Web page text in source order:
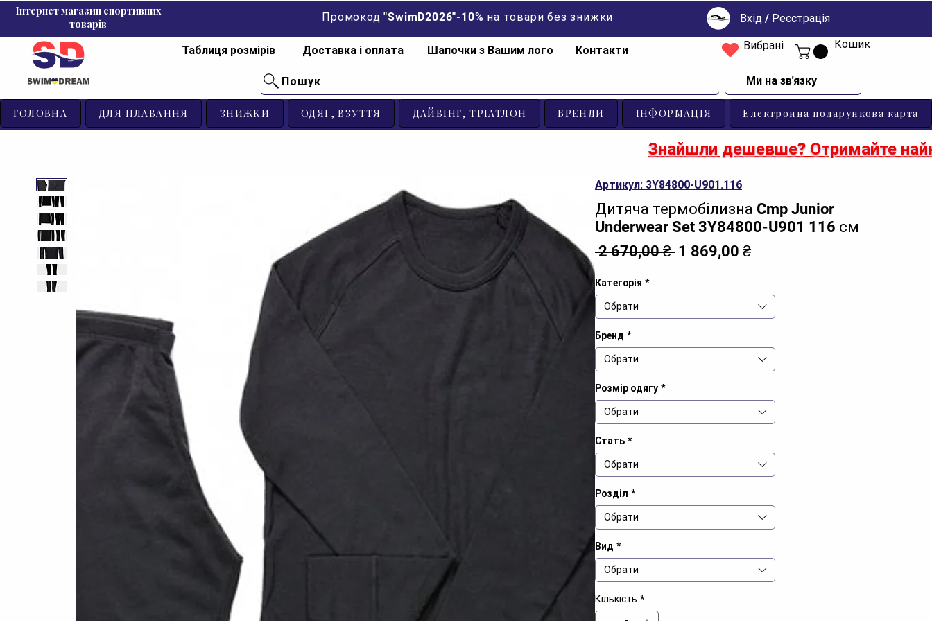
Інтернет магазин спортивних
товарів
Промокод "SwimD2026"-10% на товари без знижки Вхід / Реєстрація
Таблиця розмірів Доставка і оплата Шапочки з Вашим лого Контакти Вибрані Кошик
Пошук Ми на зв'язку
ГОЛОВНА ДЛЯ ПЛАВАННЯ ЗНИЖКИ ОДЯГ, ВЗУТТЯ ДАЙВІНГ, ТРІАТЛОН БРЕНДИ ІНФОРМАЦІЯ Електронна подарункова карта
Артикул: 3Y84800-U901.116
Дитяча термобілизна Cmp Junior
Underwear Set 3Y84800-U901 116 см
2 670,00 ₴ Звичайна
1 869,00 ₴За
Категорія *
Обрати
Бренд *
Обрати
Розмір одягу *
Обрати
Стать *
Обрати
Розділ *
Обрати
Вид *
Обрати
Кількість *
Знайшли дешевше? Отримайте